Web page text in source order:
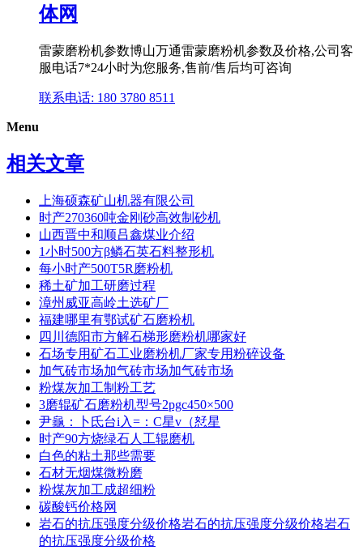
体网
雷蒙磨粉机参数博山万通雷蒙磨粉机参数及价格,公司客
服电话7*24小时为您服务,售前/售后均可咨询
联系电话: 180 3780 8511
Menu
相关文章
上海硕森矿山机器有限公司
时产270360吨金刚砂高效制砂机
山西晋中和顺吕鑫煤业介绍
1小时500方β鳞石英石料整形机
每小时产500T5R磨粉机
稀土矿加工研磨过程
漳州威亚高岭土选矿厂
福建哪里有鄂试矿石磨粉机
四川德阳市方解石梯形磨粉机哪家好
石场专用矿石工业磨粉机厂家专用粉碎设备
加气砖市场加气砖市场加气砖市场
粉煤灰加工制粉工艺
3磨辊矿石磨粉机型号2pgc450×500
尹龜：卜氐台i入=：C星v（恏星
时产90方烧绿石人工辊磨机
白色的粘土那些需要
石材无烟煤微粉磨
粉煤灰加工成超细粉
碳酸钙价格网
岩石的抗压强度分级价格岩石的抗压强度分级价格岩石
的抗压强度分级价格